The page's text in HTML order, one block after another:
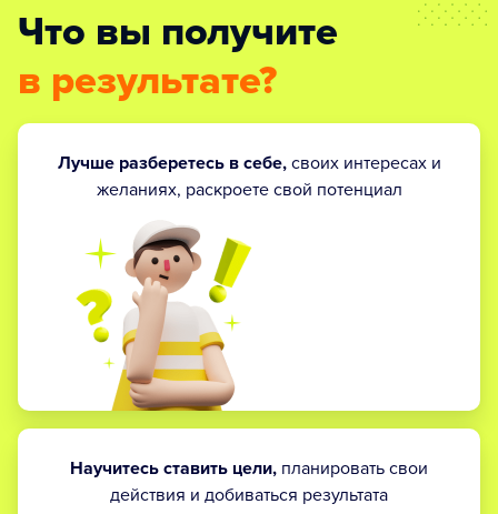
Что вы получите
в результате?
Лучше разберетесь в себе,своих интересах и
желаниях, раскроете свой потенциал
Научитесь ставить цели, планировать свои
действия и добиваться результата